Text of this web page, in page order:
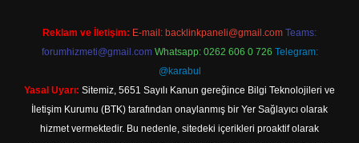
Reklam ve İletişim: E-mail: backlinkpaneli@gmail.com Teams:
forumhizmeti@gmail.com Whatsapp: 0262 606 0 726 Telegram:
@karabul
Yasal Uyarı: Sitemiz, 5651 Sayılı Kanun gereğince Bilgi Teknolojileri ve
İletişim Kurumu (BTK) tarafından onaylanmış bir Yer Sağlayıcı olarak
hizmet vermektedir. Bu nedenle, sitedeki içerikleri proaktif olarak